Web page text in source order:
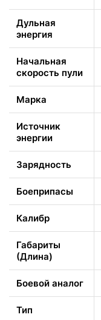
Дульная
энергия
Начальная
скорость пули
Марка
Источник
энергии
Зарядность
Боеприпасы
Калибр
Габариты
(Длина)
Боевой аналог
Тип